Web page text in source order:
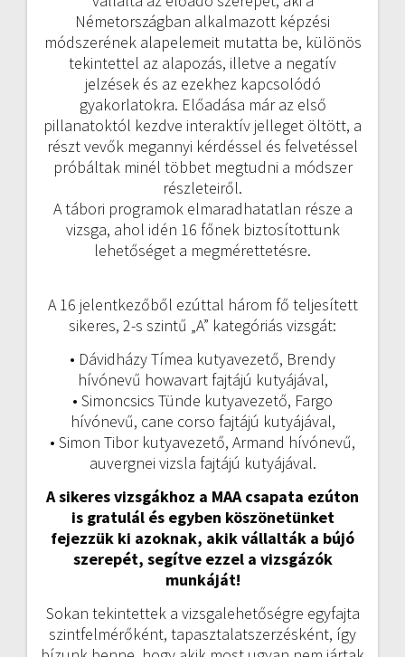
Németországban alkalmazott képzési
módszerének alapelemeit mutatta be, különös
tekintettel az alapozás, illetve a negatív
jelzések és az ezekhez kapcsolódó
gyakorlatokra. Előadása már az első
pillanatoktól kezdve interaktív jelleget öltött, a
részt vevők megannyi kérdéssel és felvetéssel
próbáltak minél többet megtudni a módszer
részleteiről.
A tábori programok elmaradhatatlan része a
vizsga, ahol idén 16 főnek biztosítottunk
lehetőséget a megmérettetésre.
A 16 jelentkezőből ezúttal három fő teljesített
sikeres, 2-s szintű „A” kategóriás vizsgát:
• Dávidházy Tímea kutyavezető, Brendy
hívónevű howavart fajtájú kutyájával,
• Simoncsics Tünde kutyavezető, Fargo
hívónevű, cane corso fajtájú kutyájával,
• Simon Tibor kutyavezető, Armand hívónevű,
auvergnei vizsla fajtájú kutyájával.
A sikeres vizsgákhoz a MAA csapata ezúton
is gratulál és egyben köszönetünket
fejezzük ki azoknak, akik vállalták a bújó
szerepét, segítve ezzel a vizsgázók
munkáját!
Sokan tekintettek a vizsgalehetőségre egyfajta
szintfelmérőként, tapasztalatszerzésként, így